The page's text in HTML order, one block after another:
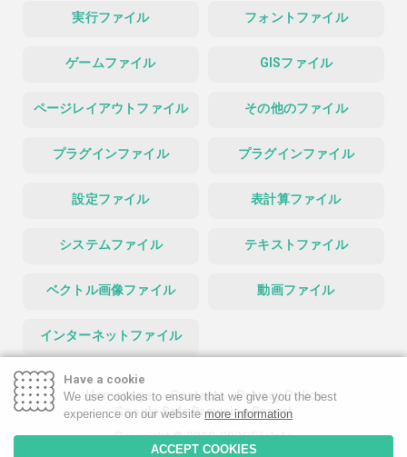
実行ファイル フォントファイル
ゲームファイル GISファイル
ページレイアウトファイル その他のファイル
プラグインファイル プラグインファイル
設定ファイル 表計算ファイル
システムファイル テキストファイル
ベクトル画像ファイル 動画ファイル
インターネットファイル
Homepage Contact
Privacy Policy
Google Safe Browsing Report
Copyright © 2019-2026 FileInfo
Have a cookie
We use cookies to ensure that we give you the best
experience on our website more information
ACCEPT COOKIES